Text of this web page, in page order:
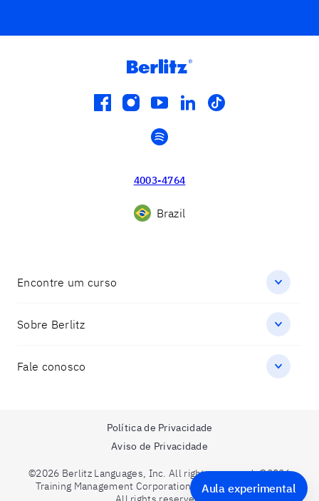
facebook
instagram
youtube
linkedin
tiktok
spotify
4003-4764
Brazil
Encontre um curso
Sobre Berlitz
Fale conosco
©2026 Berlitz Languages, Inc. All rights reserved. ©2026
Training Management Corporation. A Berlitz Company.
Política de Privacidade
Aviso de Privacidade
Aula experimental